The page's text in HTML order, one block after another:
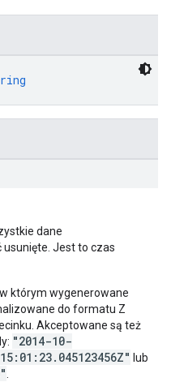
dane
Jest to czas
którym wygenerowane
do formatu Z
Akceptowane są też
"2014-10-
lub